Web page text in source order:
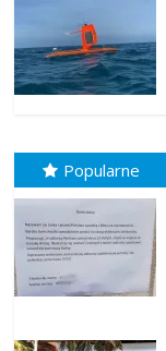
Popularne